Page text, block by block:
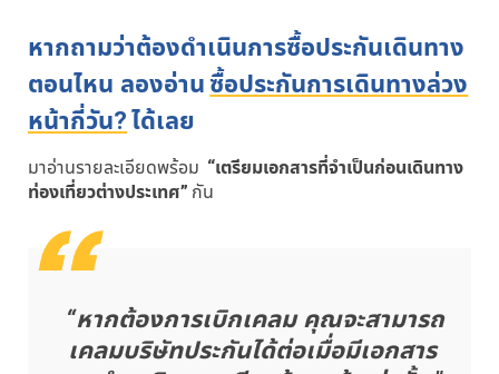
หากถามว่าต้องดำเนินการซื้อประกันเดินทาง
ตอนไหน ลองอ่านซื้อประกันการเดินทางล่วง
หน้ากี่วัน?ได้เลย
มาอ่านรายละเอียดพร้อม “เตรียมเอกสารที่จำเป็นก่อนเดินทาง
ท่องเที่ยวต่างประเทศ” กัน
“หากต้องการเบิกเคลม คุณจะสามารถ
เคลมบริษัทประกันได้ต่อเมื่อมีเอกสาร